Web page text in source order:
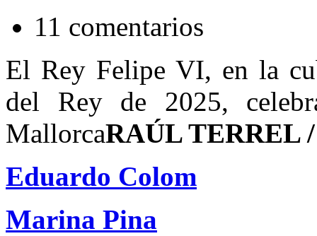
11 comentarios
El Rey Felipe VI, en la
del Rey de 2025,
MallorcaRAÚL TERREL
Eduardo Colom
Marina Pina